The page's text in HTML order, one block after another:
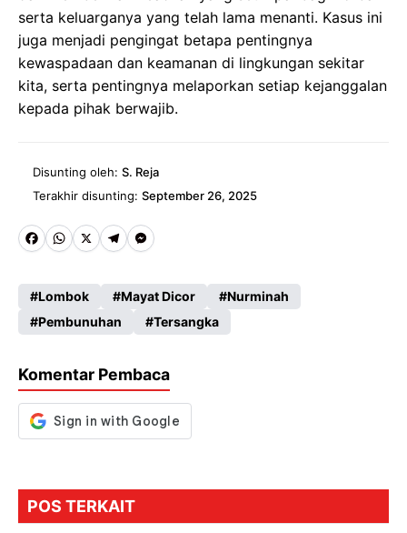
serta keluarganya yang telah lama menanti. Kasus ini
juga menjadi pengingat betapa pentingnya
kewaspadaan dan keamanan di lingkungan sekitar
kita, serta pentingnya melaporkan setiap kejanggalan
kepada pihak berwajib.
Disunting oleh: S. Reja
Terakhir disunting: September 26, 2025
Fa
b
o
k
W
ts
A
p
X
Te
gr
a
M
se
n
er
Lombok Mayat Dicor
Nurminah
Pembunuhan
Tersangka
Komentar Pembaca
POS TERKAIT